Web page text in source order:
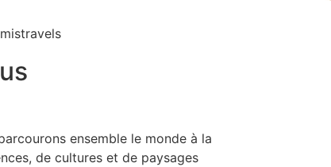
ensemble le monde à la
de cultures et de paysages